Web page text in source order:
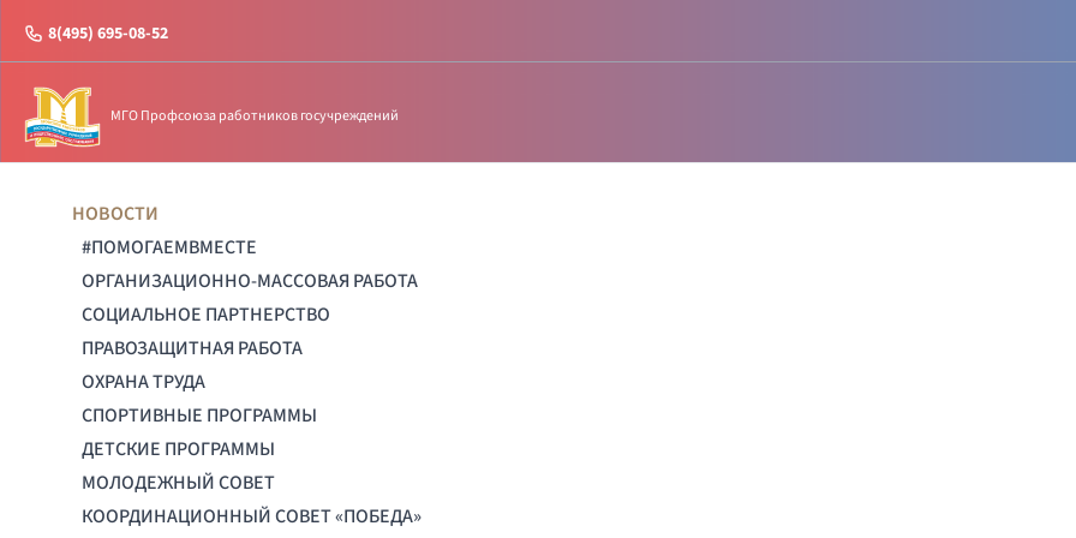
8(495) 695-08-52
МГО Профсоюза работников госучреждений
НОВОСТИ
#ПОМОГАЕМВМЕСТЕ
ОРГАНИЗАЦИОННО-МАССОВАЯ РАБОТА
СОЦИАЛЬНОЕ ПАРТНЕРСТВО
ПРАВОЗАЩИТНАЯ РАБОТА
ОХРАНА ТРУДА
СПОРТИВНЫЕ ПРОГРАММЫ
ДЕТСКИЕ ПРОГРАММЫ
МОЛОДЕЖНЫЙ СОВЕТ
КООРДИНАЦИОННЫЙ СОВЕТ «ПОБЕДА»